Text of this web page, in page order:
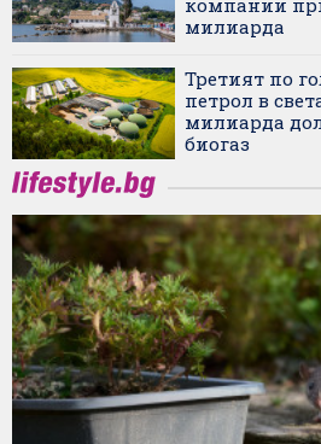
компании
милиарда
Третият по
петрол в
милиарда
биогаз